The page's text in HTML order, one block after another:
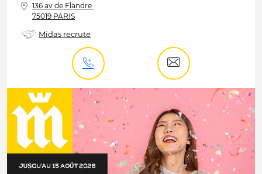
136 av de Flandre
75019 PARIS
Midas recrute